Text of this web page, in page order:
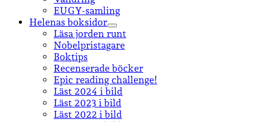
EUGY-samling
Helenas boksidor
öppna
undermeny
Läsa jorden runt
Nobelpristagare
Boktips
Recenserade böcker
Epic reading challenge!
Läst 2024 i bild
Läst 2023 i bild
Läst 2022 i bild